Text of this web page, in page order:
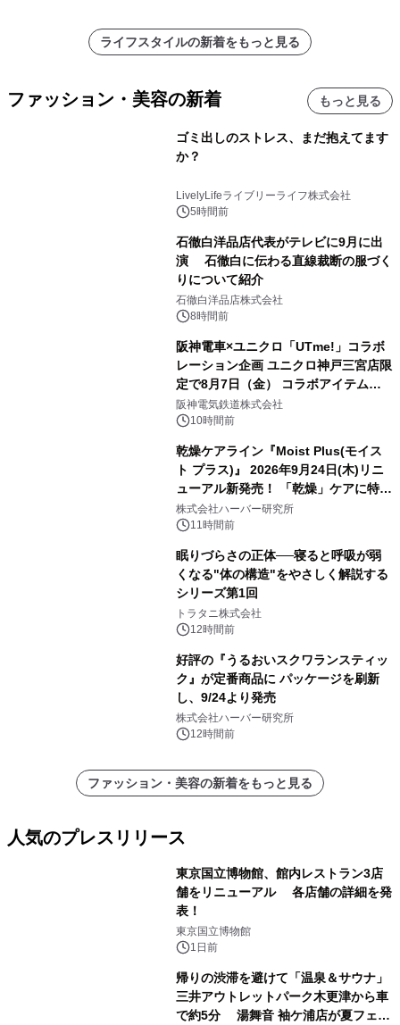
ライフスタイルの新着をもっと見る
ファッション・美容の新着 もっと見る
ゴミ出しのストレス、まだ抱えてます
か？
LivelyLifeライブリーライフ株式会社
5時間前
石徹白洋品店代表がテレビに9月に出
演 石徹白に伝わる直線裁断の服づく
りについて紹介
石徹白洋品店株式会社
8時間前
阪神電車×ユニクロ「UTme!」コラボ
レーション企画 ユニクロ神戸三宮店限
定で8月7日（金） コラボアイテムが
発売決定！
阪神電気鉄道株式会社
10時間前
乾燥ケアライン『Moist Plus(モイス
ト プラス)』 2026年9月24日(木)リニ
ューアル新発売！ 「乾燥」ケアに特化
し、ライン使いで潤いに満ちた肌へ
株式会社ハーバー研究所
11時間前
眠りづらさの正体──寝ると呼吸が弱
くなる"体の構造"をやさしく解説する
シリーズ第1回
トラタニ株式会社
12時間前
好評の『うるおいスクワランスティッ
ク』が定番商品に パッケージを刷新
し、9/24より発売
株式会社ハーバー研究所
12時間前
ファッション・美容の新着をもっと見る
人気のプレスリリース
東京国立博物館、館内レストラン3店
舗をリニューアル 各店舗の詳細を発
表！
東京国立博物館
1日前
帰りの渋滞を避けて「温泉＆サウナ」
三井アウトレットパーク木更津から車
で約5分 湯舞音 袖ケ浦店が夏フェア